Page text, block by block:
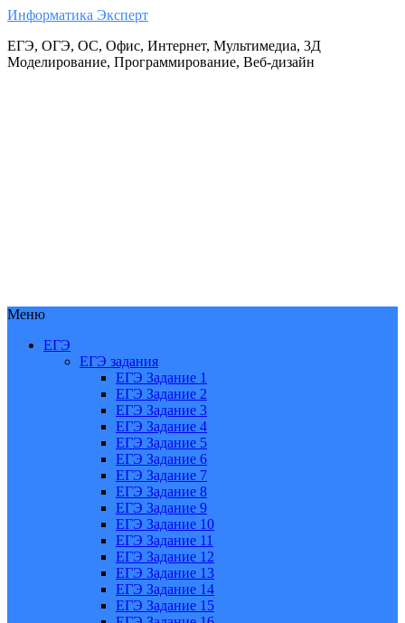
Информатика Эксперт
ЕГЭ, ОГЭ, ОС, Офис, Интернет, Мультимедиа, 3Д
Моделирование, Программирование, Веб-дизайн
Меню
ЕГЭ
ЕГЭ задания
ЕГЭ Задание 1
ЕГЭ Задание 2
ЕГЭ Задание 3
ЕГЭ Задание 4
ЕГЭ Задание 5
ЕГЭ Задание 6
ЕГЭ Задание 7
ЕГЭ Задание 8
ЕГЭ Задание 9
ЕГЭ Задание 10
ЕГЭ Задание 11
ЕГЭ Задание 12
ЕГЭ Задание 13
ЕГЭ Задание 14
ЕГЭ Задание 15